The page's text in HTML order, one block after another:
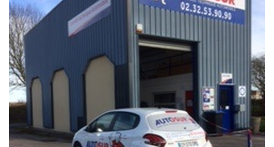
• le contrôle des véhicules hybrides ou électriques
• le contrôle technique des véhicules GPL/Gaz*
• le contrôle de la Catégorie L (moto, scooter, mobylette, 3
roues, quad, voiturette, voiture sans permis)
• le pré-contrôle contrôle technique ou contrôle technique
volontaire / partiel